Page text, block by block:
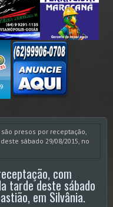
presos por receptação,
sábado 29/08/2015, no
com
tarde deste sábado
em Silvânia.